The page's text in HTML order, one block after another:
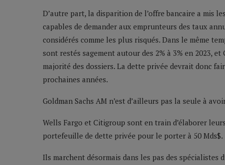
D’autre part, la disparition de l’offre bancaire a mis
capables de demander aux emprunteurs des taux
considérés comme les plus risqués. Dans le même
sont restés sagement autour des 2% à 3% en 2023,
majorité des dossiers. La dette privée devrait donc
prochaines années.
Goldman Sachs AM n’est d’ailleurs pas la seule à
Wells Fargo et Citigroup sont en train d’élaborer
portefeuille de dette privée pour le porter à 50 Mds$.
Ils marchent désormais dans les pas des